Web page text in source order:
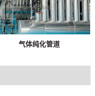
气体纯化管道